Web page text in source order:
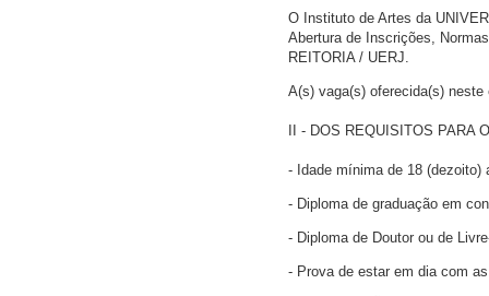
O Instituto de Artes da
Abertura de Inscrições,
REITORIA / UERJ.
A(s) vaga(s) oferecida(s)
II - DOS REQUISITOS PARA
- Idade mínima de 18 (dezoito)
- Diploma de graduação em
- Diploma de Doutor ou de
- Prova de estar em dia com